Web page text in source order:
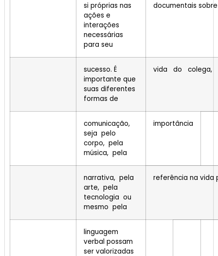
si próprias nas
ações e
interações
necessárias
para seu
documentais
sucesso. É
importante que
suas diferentes
formas de
vida do colega,
comunicação,
seja pelo
corpo, pela
música, pela
importância
narrativa, pela
arte, pela
tecnologia ou
mesmo pela
referência na vida
linguagem
verbal possam
ser valorizadas